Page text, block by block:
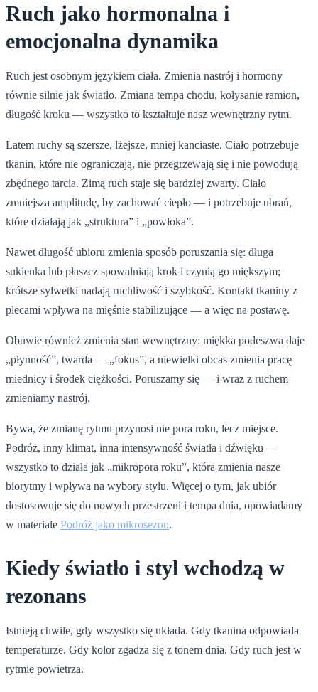
Ruch jako hormonalna i
emocjonalna dynamika
Ruch jest osobnym językiem ciała. Zmienia nastrój i hormony
równie silnie jak światło. Zmiana tempa chodu, kołysanie ramion,
długość kroku — wszystko to kształtuje nasz wewnętrzny rytm.
Latem ruchy są szersze, lżejsze, mniej kanciaste. Ciało potrzebuje
tkanin, które nie ograniczają, nie przegrzewają się i nie powodują
zbędnego tarcia. Zimą ruch staje się bardziej zwarty. Ciało
zmniejsza amplitudę, by zachować ciepło — i potrzebuje ubrań,
które działają jak „struktura” i „powłoka”.
Nawet długość ubioru zmienia sposób poruszania się: długa
sukienka lub płaszcz spowalniają krok i czynią go miększym;
krótsze sylwetki nadają ruchliwość i szybkość. Kontakt tkaniny z
plecami wpływa na mięśnie stabilizujące — a więc na postawę.
Obuwie również zmienia stan wewnętrzny: miękka podeszwa daje
„płynność”, twarda — „fokus”, a niewielki obcas zmienia pracę
miednicy i środek ciężkości. Poruszamy się — i wraz z ruchem
zmieniamy nastrój.
Bywa, że zmianę rytmu przynosi nie pora roku, lecz miejsce.
Podróż, inny klimat, inna intensywność światła i dźwięku —
wszystko to działa jak „mikropora roku”, która zmienia nasze
biorytmy i wpływa na wybory stylu. Więcej o tym, jak ubiór
dostosowuje się do nowych przestrzeni i tempa dnia, opowiadamy
w materiale Podróż jako mikrosezon.
Kiedy światło i styl wchodzą w
rezonans
Istnieją chwile, gdy wszystko się układa. Gdy tkanina odpowiada
temperaturze. Gdy kolor zgadza się z tonem dnia. Gdy ruch jest w
rytmie powietrza.